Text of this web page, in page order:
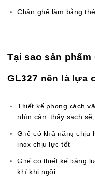
Chân ghế làm bằng
Tại sao sản
GL327 nên là lựa
Thiết kế phong cách
nhìn cảm thấy sạch
Ghế có khả năng chịu
inox chịu lực tốt.
Ghế có thiết kế bằng
khí khi ngồi.